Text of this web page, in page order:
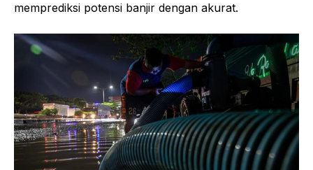
memprediksi potensi banjir dengan akurat.